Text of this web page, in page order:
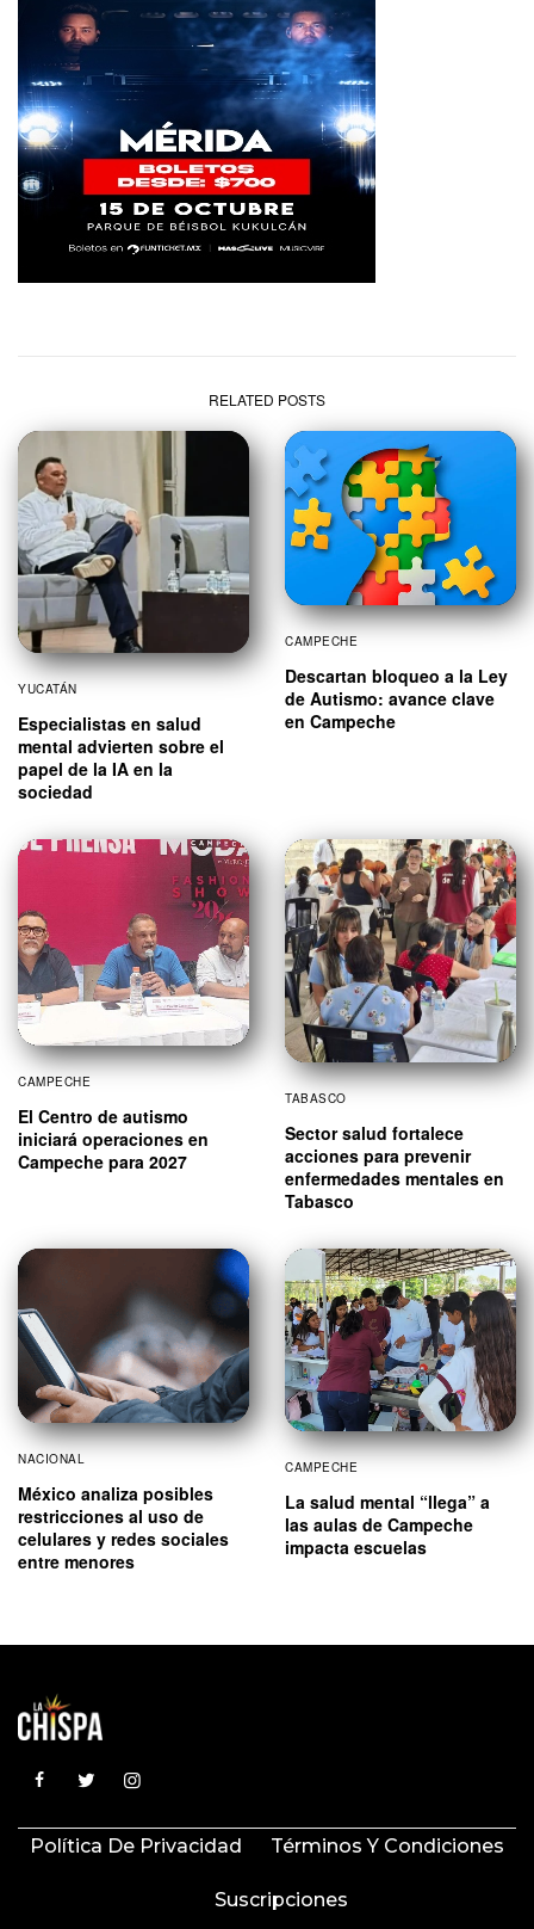
RELATED POSTS
YUCATÁN
Especialistas en salud
mental advierten sobre el
papel de la IA en la
sociedad
CAMPECHE
Descartan bloqueo a la Ley
de Autismo: avance clave
en Campeche
CAMPECHE
El Centro de autismo
iniciará operaciones en
Campeche para 2027
TABASCO
Sector salud fortalece
acciones para prevenir
enfermedades mentales en
Tabasco
NACIONAL
México analiza posibles
restricciones al uso de
celulares y redes sociales
entre menores
CAMPECHE
La salud mental “llega” a
las aulas de Campeche
impacta escuelas
Política De Privacidad Términos Y Condiciones
Suscripciones